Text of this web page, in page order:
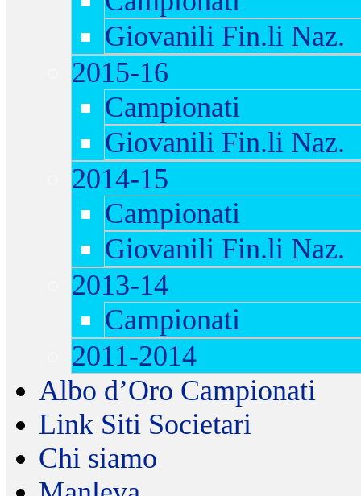
Giovanili Fin.li Naz.
2015-16
Campionati
Giovanili Fin.li Naz.
2014-15
Campionati
Giovanili Fin.li Naz.
2013-14
Campionati
2011-2014
Albo d’Oro Campionati
Link Siti Societari
Chi siamo